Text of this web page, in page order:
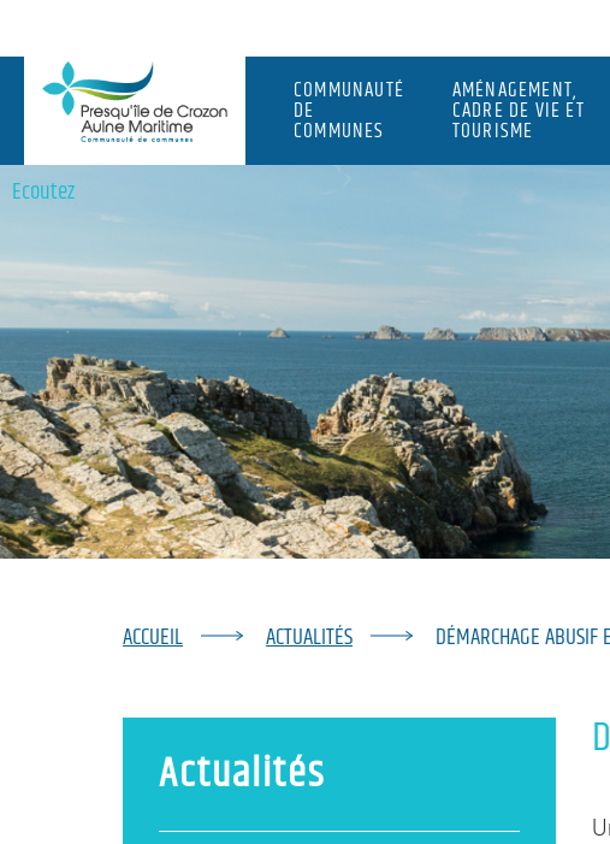
COMMUNAUTÉ
DE
COMMUNES
AMÉNAGEMENT,
CADRE DE VIE ET
TOURISME
Ecoutez
ACCUEIL ACTUALITÉS DÉMARCHAGE ABUSIF
Actualités